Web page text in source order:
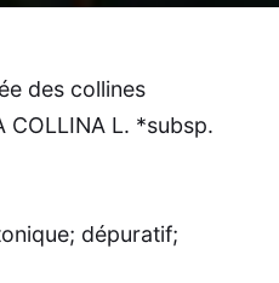
des collines
COLLINA L. *subsp.
dépuratif;